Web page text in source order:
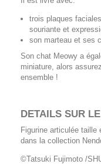
trois plaques
souriante et
son marteau et ses
Son chat Meowy a
miniature, alors
ensemble !
DETAILS SUR
Figurine articulée
dans la collection
©Tatsuki Fujimoto /